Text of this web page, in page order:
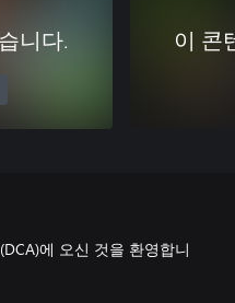
니다. 이 콘
에 오신 것을 환영합니